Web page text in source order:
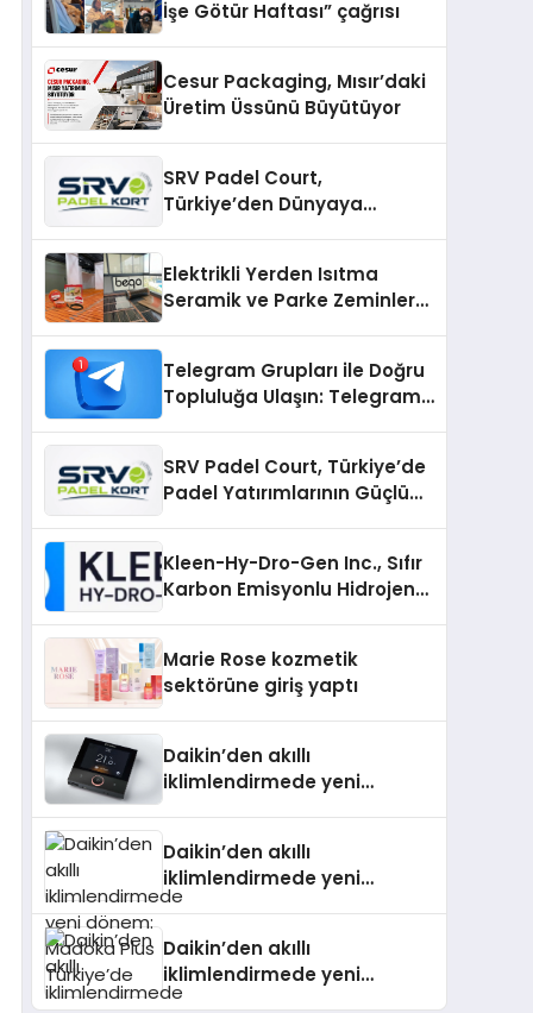
İşe Götür Haftası” çağrısı
Cesur Packaging, Mısır’daki
Üretim Üssünü Büyütüyor
SRV Padel Court,
Türkiye’den Dünyaya
Elektrikli Yerden Isıtma
Seramik ve Parke Zeminler
Telegram Grupları ile Doğru
Topluluğa Ulaşın: Telegram
SRV Padel Court, Türkiye’de
Padel Yatırımlarının Güçlü
Kleen-Hy-Dro-Gen Inc., Sıfır
Karbon Emisyonlu Hidrojen
Aldı
Marie Rose kozmetik
sektörüne giriş yaptı
Daikin’den akıllı
iklimlendirmede yeni
Daikin’den akıllı
iklimlendirmede yeni
dönem: Madoka Plus
Daikin’den akıllı
iklimlendirmede yeni
dönem: Madoka Plus